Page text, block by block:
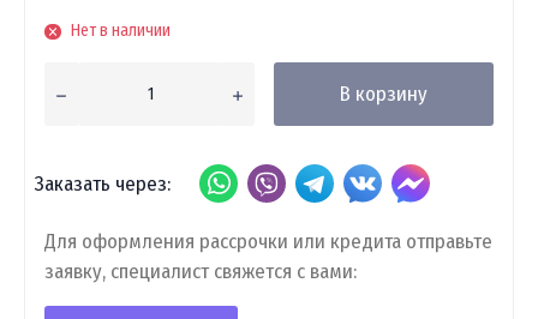
Нет в наличии
В корзину
Заказать через:
Для оформления рассрочки или кредита отправьте
заявку, специалист свяжется с вами: